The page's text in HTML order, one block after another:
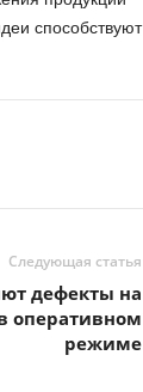
способствуют
Следующая статья
дефекты на
оперативном
режиме